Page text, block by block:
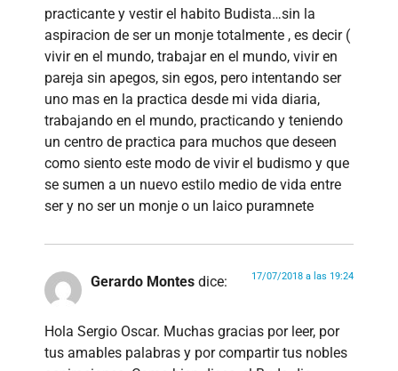
practicante y vestir el habito Budista…sin la
aspiracion de ser un monje totalmente , es decir (
vivir en el mundo, trabajar en el mundo, vivir en
pareja sin apegos, sin egos, pero intentando ser
uno mas en la practica desde mi vida diaria,
trabajando en el mundo, practicando y teniendo
un centro de practica para muchos que deseen
como siento este modo de vivir el budismo y que
se sumen a un nuevo estilo medio de vida entre
ser y no ser un monje o un laico puramnete
Gerardo Montes dice: 17/07/2018 a las 19:24
Hola Sergio Oscar. Muchas gracias por leer, por
tus amables palabras y por compartir tus nobles